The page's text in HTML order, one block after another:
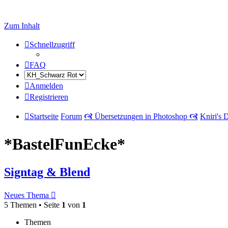
Zum Inhalt
Schnellzugriff
FAQ
Anmelden
Registrieren
Startseite Forum 🙧 Übersetzungen in Photoshop 🙧 Kniri's
*BastelFunEcke*
Signtag & Blend
Neues Thema
5 Themen • Seite 1 von 1
Themen